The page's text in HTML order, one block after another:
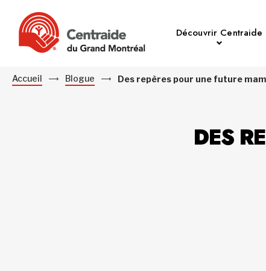
Découvrir Centraide
Accueil Blogue Des repères pour une future
DES